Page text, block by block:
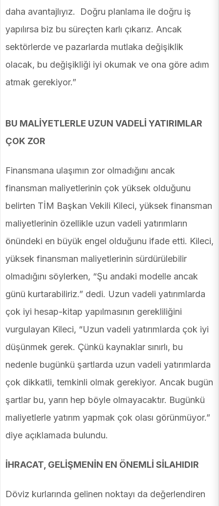
daha avantajlıyız. Doğru planlama ile doğru iş
yapılırsa biz bu süreçten karlı çıkarız. Ancak
sektörlerde ve pazarlarda mutlaka değişiklik
olacak, bu değişikliği iyi okumak ve ona göre adım
atmak gerekiyor.”
BU MALİYETLERLE UZUN VADELİ YATIRIMLAR
ÇOK ZOR
Finansmana ulaşımın zor olmadığını ancak
finansman maliyetlerinin çok yüksek olduğunu
belirten TİM Başkan Vekili Kileci, yüksek finansman
maliyetlerinin özellikle uzun vadeli yatırımların
önündeki en büyük engel olduğunu ifade etti. Kileci,
yüksek finansman maliyetlerinin sürdürülebilir
olmadığını söylerken, “Şu andaki modelle ancak
günü kurtarabiliriz.” dedi. Uzun vadeli yatırımlarda
çok iyi hesap-kitap yapılmasının gerekliliğini
vurgulayan Kileci, “Uzun vadeli yatırımlarda çok iyi
düşünmek gerek. Çünkü kaynaklar sınırlı, bu
nedenle bugünkü şartlarda uzun vadeli yatırımlarda
çok dikkatli, temkinli olmak gerekiyor. Ancak bugün
şartlar bu, yarın hep böyle olmayacaktır. Bugünkü
maliyetlerle yatırım yapmak çok olası görünmüyor.”
diye açıklamada bulundu.
İHRACAT, GELİŞMENİN EN ÖNEMLİ SİLAHIDIR
Döviz kurlarında gelinen noktayı da değerlendiren